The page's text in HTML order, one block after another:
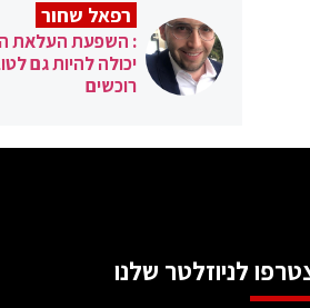
רפאל שחור
: השפעת העלאת
יכולה להיות גם
רוכשים
לניוזלטר שלנו